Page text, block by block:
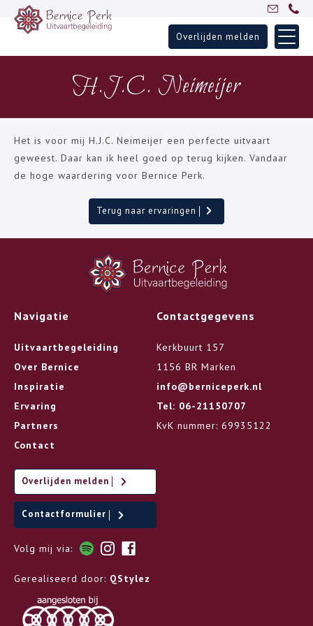
Skip
Home
Uitvaartbegeleiding
Ervaringen
Partners
Overlijden melden
H.J.C. Neimeijer
Het is voor mij H.J.C. Neimeijer een perfecte uitvaart
geweest. Daar kan ik heel goed op terug kijken. Vandaar
de hoge waardering voor Bernice Perk.
Terug naar ervaringen
Navigatie
Uitvaartbegeleiding
Over Bernice
Inspiratie
Ervaring
Partners
Contact
Contactgegevens
Kerkbuurt 157
1156 BR Marken
info@berniceperk.nl
Tel: 06-21150707
KvK nummer: 69935122
Overlijden melden
Contactformulier
Volg mij via:
Gerealiseerd door: QStylez